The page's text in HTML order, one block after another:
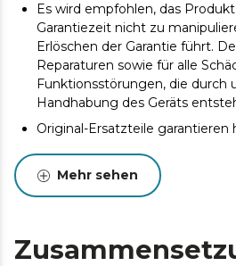
Es wird empfohlen, das
Garantiezeit nicht zu
Erlöschen der Garantie führt.
Reparaturen sowie für alle
Funktionsstörungen, die durch
Handhabung des Geräts
Original-Ersatzteile garantieren
empfohlen, um die
verlängern.
Mehr sehen